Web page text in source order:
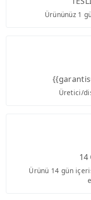
Ürününüz 1
Üretici/
14
Ürünü 14 gün